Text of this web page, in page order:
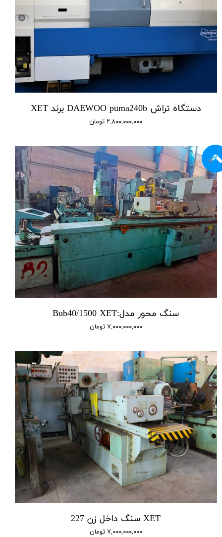
دستگاه تراش DAEWOO puma240b برند XET
۲,۸۰۰,۰۰۰,۰۰۰ تومان
سنگ محور مدل:Bub40/1500 XET
۷,۰۰۰,۰۰۰,۰۰۰ تومان
XET سنگ داخل زن 227
۷,۰۰۰,۰۰۰,۰۰۰ تومان